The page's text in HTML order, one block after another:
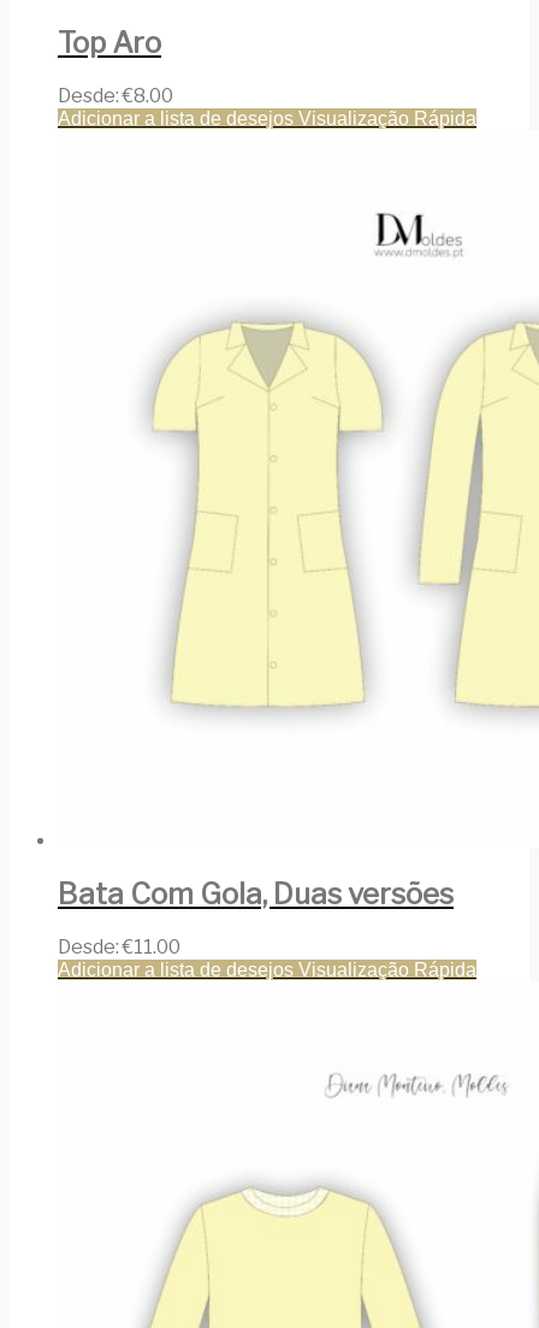
Top Aro
Desde:€8.00
Adicionar a lista de desejos Visualização Rápida
Bata Com Gola, Duas versões
Desde:€11.00
Adicionar a lista de desejos Visualização Rápida